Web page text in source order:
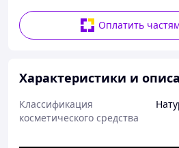
Оплатить
Характеристики и
Классификация
косметического средства